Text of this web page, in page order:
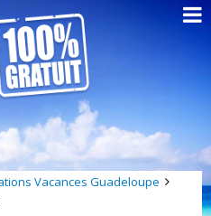
Vacances Guadeloupe